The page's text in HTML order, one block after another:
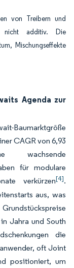
von Treibern und
nicht additiv. Die
Mischungseffekte
Agenda zur
Baumarktgröße
CAGR von 6,93
für modulare
verkürzen[4].
aus, was
Jahra und South
die
oft Joint
positioniert, um